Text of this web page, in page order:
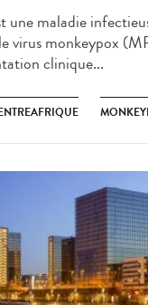
une maladie
virus monkeypox
clinique...